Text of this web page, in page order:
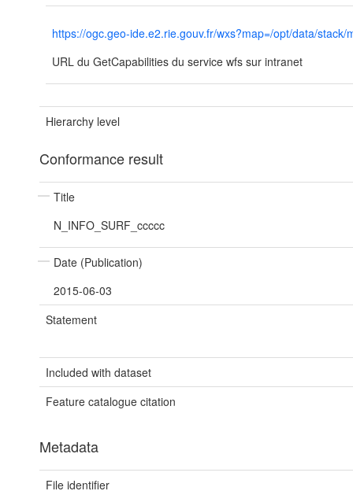
https://ogc.geo-ide.e2.rie.gouv.fr/wxs?map=/opt/data/
URL du GetCapabilities du service wfs sur intranet
Hierarchy level
Conformance result
Title
N_INFO_SURF_ccccc
Date (Publication)
2015-06-03
Statement
Included with dataset
Feature catalogue citation
Metadata
File identifier